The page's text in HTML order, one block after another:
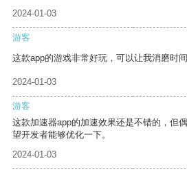
2024-01-03
游客
这款app的游戏非常好玩，可以让我消磨时间
2024-01-03
游客
这款加速器app的加速效果还是不错的，但
望开发者能够优化一下。
2024-01-03